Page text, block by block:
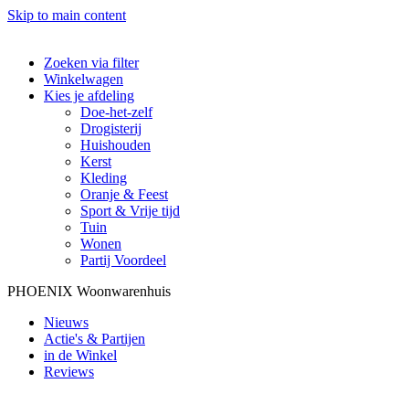
Skip to main content
Zoeken via filter
Winkelwagen
Kies je afdeling
Doe-het-zelf
Drogisterij
Huishouden
Kerst
Kleding
Oranje & Feest
Sport & Vrije tijd
Tuin
Wonen
Partij Voordeel
PHOENIX Woonwarenhuis
Nieuws
Actie's & Partijen
in de Winkel
Reviews